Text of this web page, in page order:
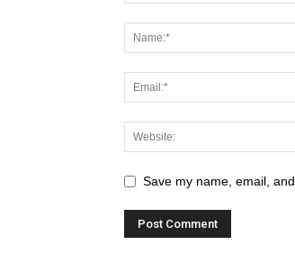
Save my name, email,